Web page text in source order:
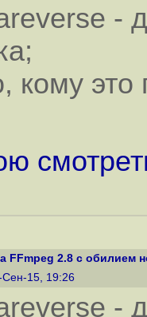
-
кому
FFmpeg 2.8 с обилием
15, 19:26
-